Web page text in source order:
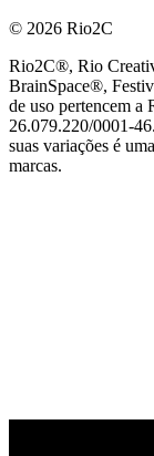
© 2026 Rio2C
Rio2C®, Rio
BrainSpace®,
de uso pertencem a
26.079.220/0001-
suas variações é
marcas.